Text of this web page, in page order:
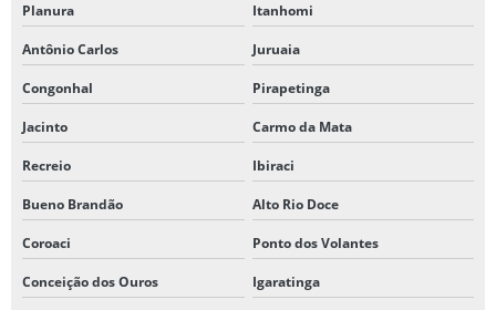
Planura Itanhomi
Antônio Carlos Juruaia
Congonhal Pirapetinga
Jacinto Carmo da Mata
Recreio Ibiraci
Bueno Brandão Alto Rio Doce
Coroaci Ponto dos Volantes
Conceição dos Ouros Igaratinga